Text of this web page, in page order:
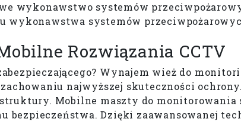
wykonawstwo systemów
wykonawstwa systemów
Rozwiązania CCTV
Wynajem wież do
najwyższej skuteczności
Mobilne maszty do
Dzięki zaawansowanej